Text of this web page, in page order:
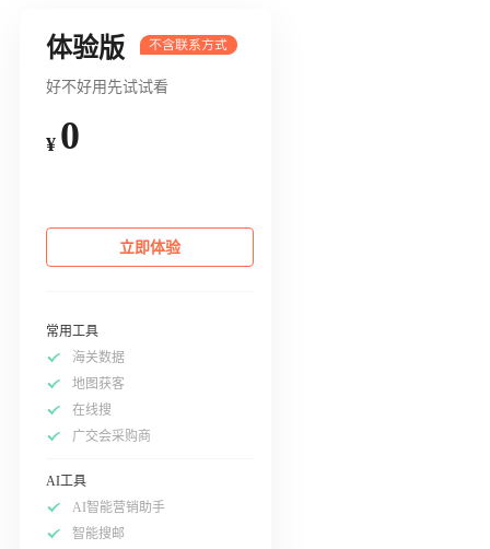
体验版
好不好用先试试看
¥ 0
立即体验
常用工具
海关数据
地图获客
在线搜
广交会采购商
AI工具
AI智能营销助手
智能搜邮